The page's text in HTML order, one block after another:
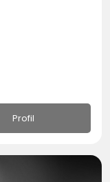
Profil